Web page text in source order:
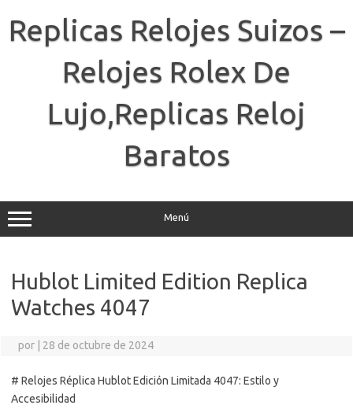
contenido
Replicas Relojes Suizos –
Relojes Rolex De
Lujo,Replicas Reloj
Baratos
Menú
Hublot Limited Edition Replica
Watches 4047
por 28 de octubre de 2024
# Relojes Réplica Hublot Edición Limitada 4047: Estilo y
Accesibilidad